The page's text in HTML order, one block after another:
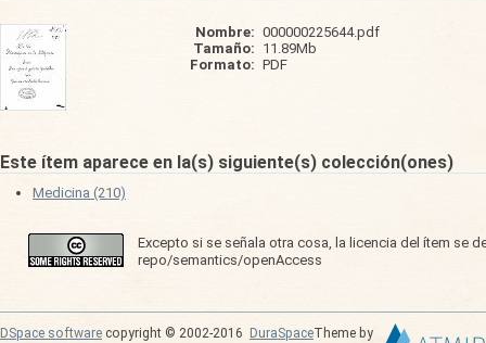
Nombre: 000000225644.pdf
Tamaño: 11.89Mb
Formato: PDF
Este ítem aparece en la(s) siguiente(s) colección(ones)
Medicina (210)
Excepto si se señala otra cosa, la licencia del ítem se
repo/semantics/openAccess
DSpace software copyright © 2002-2016 DuraSpaceTheme by